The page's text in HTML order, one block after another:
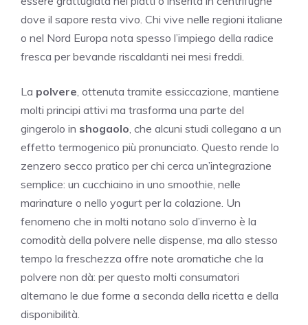
dove il sapore resta vivo. Chi vive nelle regioni italiane
o nel Nord Europa nota spesso l’impiego della radice
fresca per bevande riscaldanti nei mesi freddi.
La polvere , ottenuta tramite essiccazione, mantiene
molti principi attivi ma trasforma una parte del
gingerolo in shogaolo , che alcuni studi collegano a un
effetto termogenico più pronunciato. Questo rende lo
zenzero secco pratico per chi cerca un’integrazione
semplice: un cucchiaino in uno smoothie, nelle
marinature o nello yogurt per la colazione. Un
fenomeno che in molti notano solo d’inverno è la
comodità della polvere nelle dispense, ma allo stesso
tempo la freschezza offre note aromatiche che la
polvere non dà: per questo molti consumatori
alternano le due forme a seconda della ricetta e della
disponibilità.